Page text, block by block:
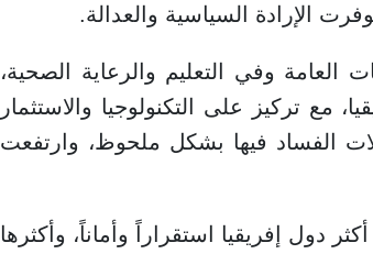
الإرادة السياسية والعدالة.
العامة وفي التعليم والرعاية الصحية،
مع تركيز على التكنولوجيا والاستثمار
الفساد فيها بشكل ملحوظ، وارتفعت
دول إفريقيا استقراراً وأماناً، وأكثرها